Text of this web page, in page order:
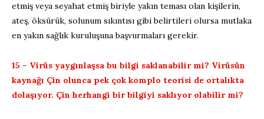
etmiş veya seyahat etmiş biriyle yakın teması olan kişilerin,
ateş, öksürük, solunum sıkıntısı gibi belirtileri olursa mutlaka
en yakın sağlık kuruluşuna başvurmaları gerekir.
15 – Virüs yaygınlaşsa bu bilgi saklanabilir mi? Virüsün
kaynağı Çin olunca pek çok komplo teorisi de ortalıkta
dolaşıyor. Çin herhangi bir bilgiyi saklıyor olabilir mi?